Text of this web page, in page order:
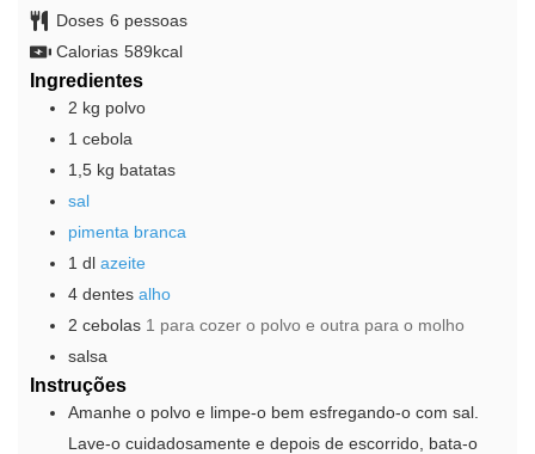
Doses 6 pessoas
Calorias 589 kcal
Ingredientes
2 kg polvo
1 cebola
1,5 kg batatas
sal
pimenta branca
1 dl azeite
4 dentes alho
2 cebolas 1 para cozer o polvo e outra para o molho
salsa
Instruções
Amanhe o polvo e limpe-o bem esfregando-o com sal.
Lave-o cuidadosamente e depois de escorrido, bata-o